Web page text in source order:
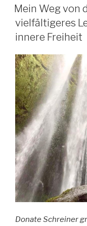
AM
Mein Weg von
vielfältigeres
innere Freiheit
Donate Schreiner